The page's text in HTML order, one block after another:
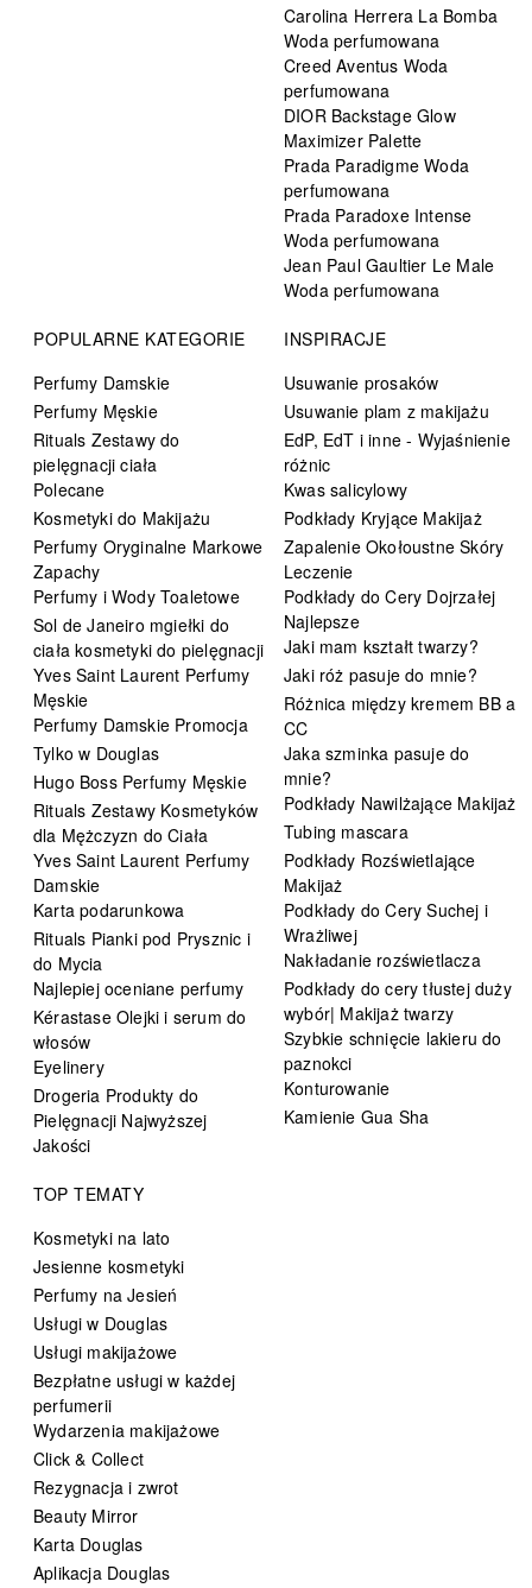
Carolina Herrera La Bomba
Woda perfumowana
Creed Aventus Woda
perfumowana
DIOR Backstage Glow
Maximizer Palette
Prada Paradigme Woda
perfumowana
Prada Paradoxe Intense
Woda perfumowana
Jean Paul Gaultier Le Male
Woda perfumowana
POPULARNE KATEGORIE
Perfumy Damskie
Perfumy Męskie
Rituals Zestawy do
pielęgnacji ciała
Polecane
Kosmetyki do Makijażu
Perfumy Oryginalne Markowe
Zapachy
Perfumy i Wody Toaletowe
Sol de Janeiro mgiełki do
ciała kosmetyki do pielęgnacji
Yves Saint Laurent Perfumy
Męskie
Perfumy Damskie Promocja
Tylko w Douglas
Hugo Boss Perfumy Męskie
Rituals Zestawy Kosmetyków
dla Mężczyzn do Ciała
Yves Saint Laurent Perfumy
Damskie
Karta podarunkowa
Rituals Pianki pod Prysznic i
do Mycia
Najlepiej oceniane perfumy
Kérastase Olejki i serum do
włosów
Eyelinery
Drogeria Produkty do
Pielęgnacji Najwyższej
Jakości
INSPIRACJE
Usuwanie prosaków
Usuwanie plam z makijażu
EdP, EdT i inne - Wyjaśnienie
różnic
Kwas salicylowy
Podkłady Kryjące Makijaż
Zapalenie Okołoustne Skóry
Leczenie
Podkłady do Cery Dojrzałej
Najlepsze
Jaki mam kształt twarzy?
Jaki róż pasuje do mnie?
Różnica między kremem BB a
CC
Jaka szminka pasuje do
mnie?
Podkłady Nawilżające Makijaż
Tubing mascara
Podkłady Rozświetlające
Makijaż
Podkłady do Cery Suchej i
Wrażliwej
Nakładanie rozświetlacza
Podkłady do cery tłustej duży
wybór| Makijaż twarzy
Szybkie schnięcie lakieru do
paznokci
Konturowanie
Kamienie Gua Sha
TOP TEMATY
Kosmetyki na lato
Jesienne kosmetyki
Perfumy na Jesień
Usługi w Douglas
Usługi makijażowe
Bezpłatne usługi w każdej
perfumerii
Wydarzenia makijażowe
Click & Collect
Rezygnacja i zwrot
Beauty Mirror
Karta Douglas
Aplikacja Douglas